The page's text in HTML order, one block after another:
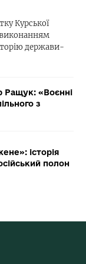
Курської
виконанням
держави-
Ращук: «Воєнні
з
історія
полон